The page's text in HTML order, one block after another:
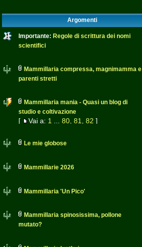
Argomenti
Importante: Regole di scrittura dei nomi
scientifici
Mammillaria compressa, magnimamma e
parenti stretti
Mammillaria mania - Quasi un blog di
studio e coltivazione
[ Vai a: 1 80, 81 82 ]
Le mie globose
Mammillarie 2026
Mammillaria 'Un Pico'
Mammillaria spinosissima, pollone
mutato?